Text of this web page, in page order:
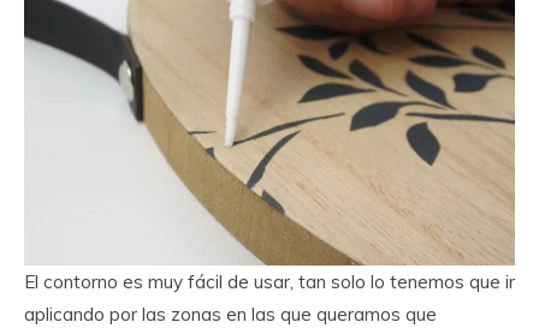
El contorno es muy fácil de usar, tan solo lo tenemos que ir
aplicando por las zonas en las que queramos que